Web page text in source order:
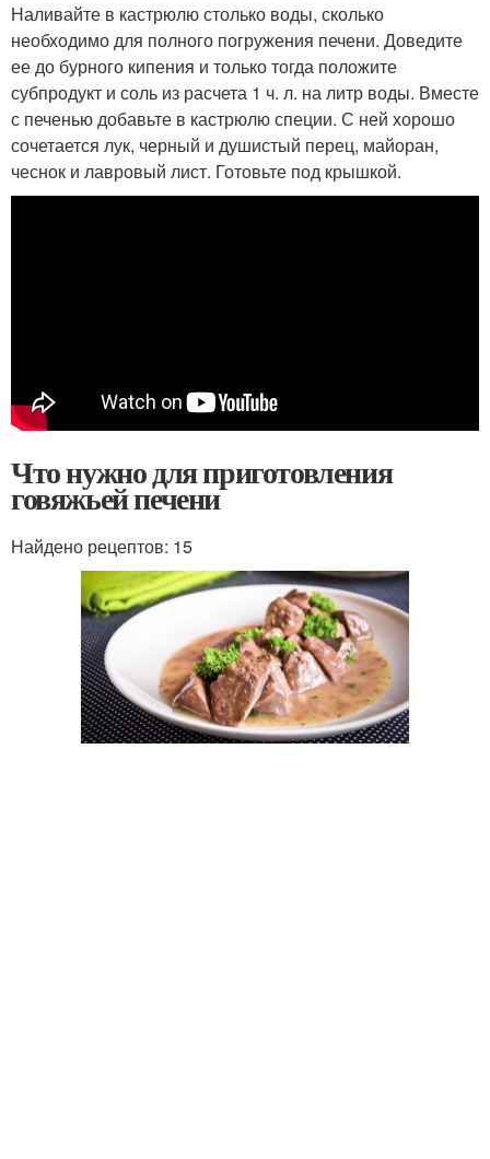
Наливайте в кастрюлю столько воды, сколько
необходимо для полного погружения печени. Доведите
ее до бурного кипения и только тогда положите
субпродукт и соль из расчета 1 ч. л. на литр воды. Вместе
с печенью добавьте в кастрюлю специи. С ней хорошо
сочетается лук, черный и душистый перец, майоран,
чеснок и лавровый лист. Готовьте под крышкой.
Что нужно для приготовления
говяжьей печени
Найдено рецептов: 15